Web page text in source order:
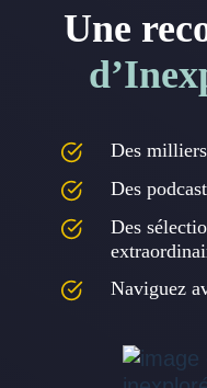
Une
Des
Des
Des
Naviguez